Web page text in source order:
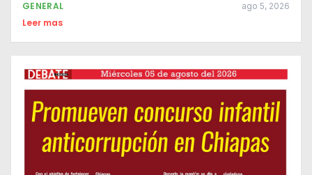
GENERAL ago 5, 2026
Leer mas